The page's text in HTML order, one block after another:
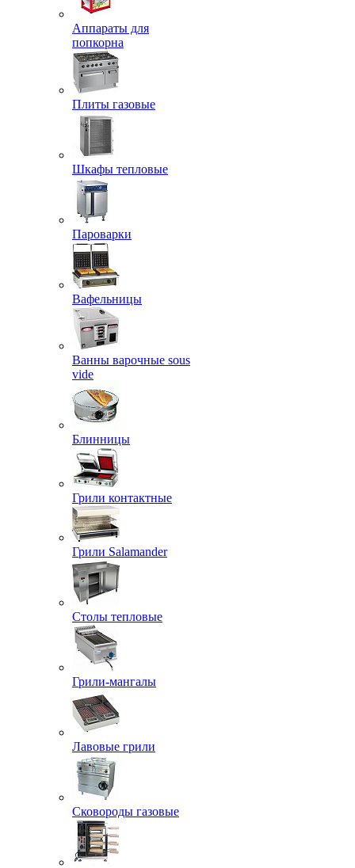
Аппараты для
попкорна
Плиты газовые
Шкафы тепловые
Пароварки
Вафельницы
Ванны варочные sous
vide
Блинницы
Грили контактные
Грили Salamander
Столы тепловые
Грили-мангалы
Лавовые грили
Сковороды газовые